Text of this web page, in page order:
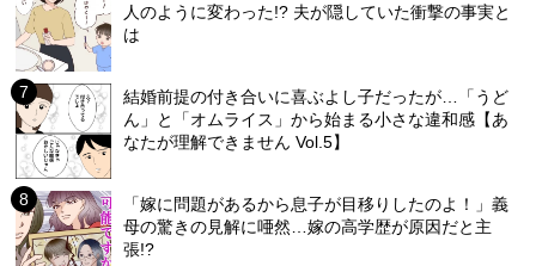
人のように変わった!? 夫が隠していた衝撃の事実と
は
結婚前提の付き合いに喜ぶよし子だったが…「うど
ん」と「オムライス」から始まる小さな違和感【あ
なたが理解できません Vol.5】
「嫁に問題があるから息子が目移りしたのよ！」義
母の驚きの見解に唖然…嫁の高学歴が原因だと主
張!?